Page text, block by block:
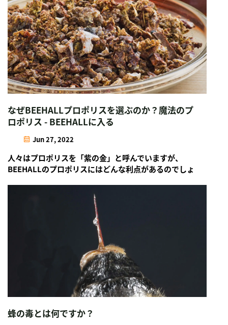
なぜBEEHALLプロポリスを選ぶのか？魔法のプ
ロポリス - BEEHALLに入る
Jun 27, 2022
人々はプロポリスを「紫の金」と呼んでいますが、
BEEHALLのプロポリスにはどんな利点があるのでしょ
ポリスの利点は何ですか？1) BEEHALLは中国の30以
上の省に自社の繁殖基地を持っています...
蜂の毒とは何ですか？